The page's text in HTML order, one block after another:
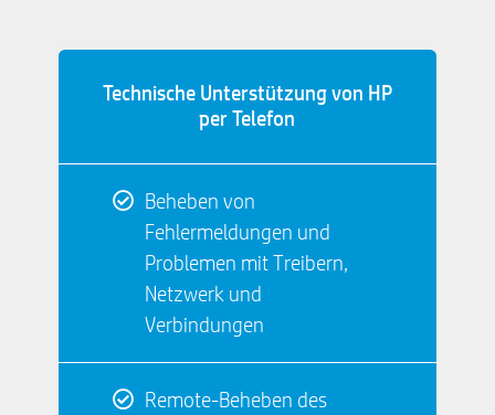
Technische Unterstützung von HP
per Telefon
Beheben von
Fehlermeldungen und
Problemen mit Treibern,
Netzwerk und
Verbindungen
Remote-Beheben des